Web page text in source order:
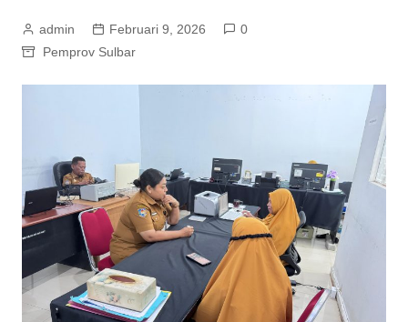
admin Februari 9, 2026
0
Pemprov Sulbar